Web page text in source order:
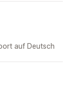
auf Deutsch